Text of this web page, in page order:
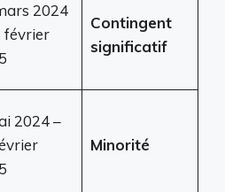
2024
février
Contingent
significatif
2024 –
Minorité